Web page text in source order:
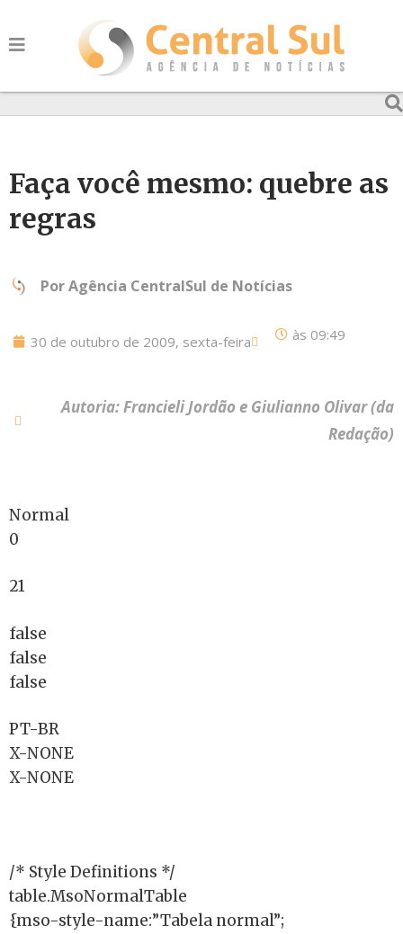
Faça você mesmo: quebre as
regras
PorAgência CentralSul de Notícias
30 de outubro de 2009, sexta-feira às 09:49
Autoria: Francieli Jordão e Giulianno Olivar (da
Redação)
Normal
0
21
false
false
false
PT-BR
X-NONE
X-NONE
/* Style Definitions */
table.MsoNormalTable
{mso-style-name:”Tabela normal”;